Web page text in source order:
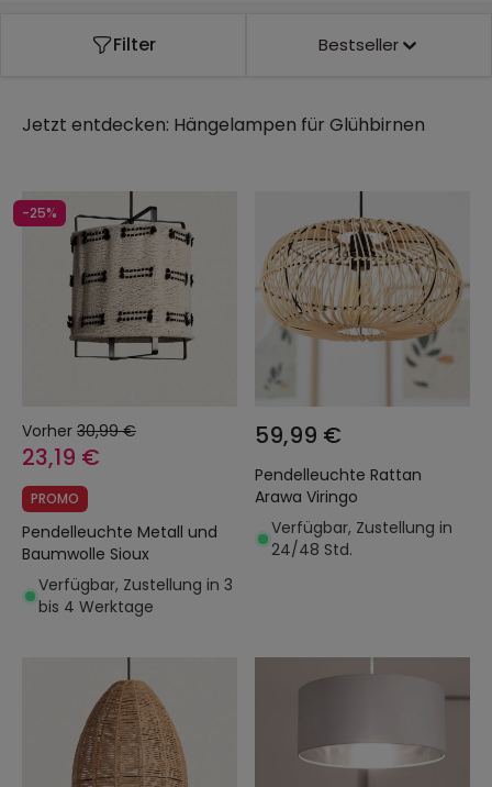
Filter Bestseller
Jetzt entdecken: Hängelampen für Glühbirnen
-25%
Vorher 30,99 €
23,19 €
PROMO
Pendelleuchte Metall und
Baumwolle Sioux
Verfügbar, Zustellung in 3
bis 4 Werktage
59,99 €
Pendelleuchte Rattan
Arawa Viringo
Verfügbar, Zustellung in
24/48 Std.